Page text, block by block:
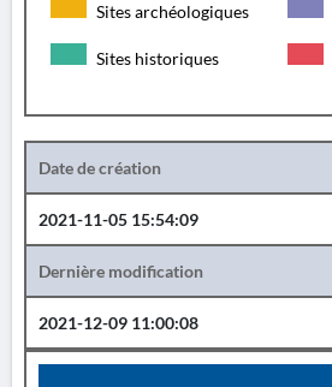
Sites archéologiques
Sites historiques
Date de création
2021-11-05 15:54:09
Dernière modification
2021-12-09 11:00:08